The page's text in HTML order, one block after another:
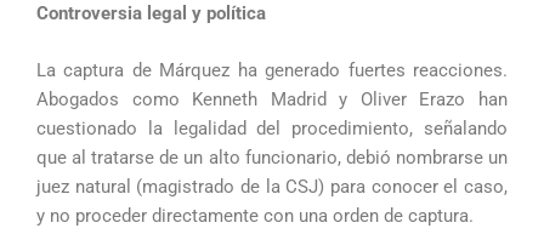
Controversia legal y política
La captura de Márquez ha generado fuertes reacciones.
Abogados como Kenneth Madrid y Oliver Erazo han
cuestionado la legalidad del procedimiento, señalando
que al tratarse de un alto funcionario, debió nombrarse un
juez natural (magistrado de la CSJ) para conocer el caso,
y no proceder directamente con una orden de captura.